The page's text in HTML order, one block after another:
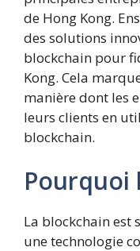
de Hong Kong.
des solutions
blockchain pour
Kong. Cela
manière dont les
leurs clients en
blockchain.
Pourquoi
La blockchain est
une technologie